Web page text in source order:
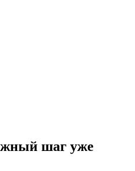
шаг уже